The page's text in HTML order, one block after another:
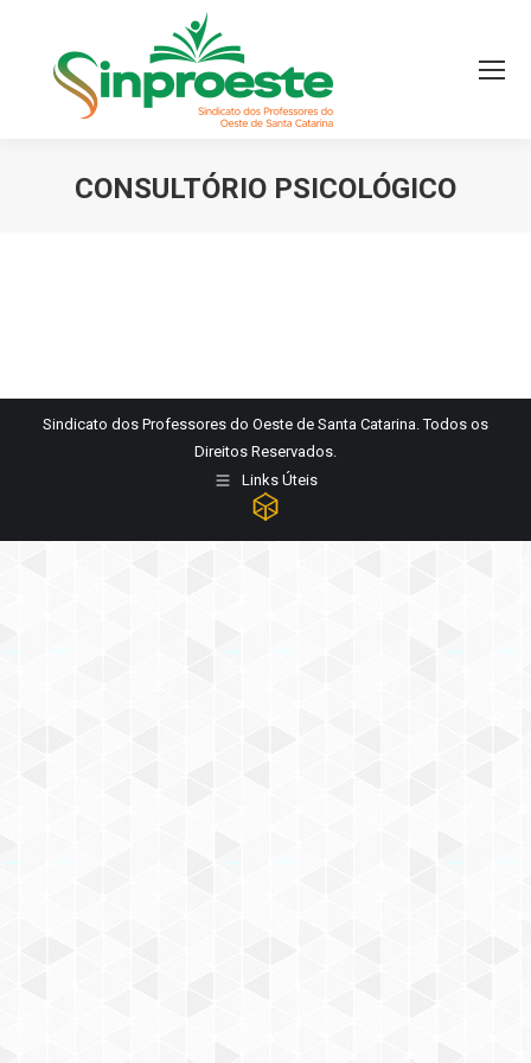
CONSULTÓRIO PSICOLÓGICO
Sindicato dos Professores do Oeste de Santa Catarina. Todos os
Direitos Reservados.
Links Úteis